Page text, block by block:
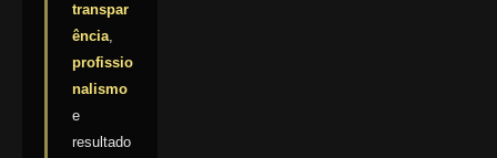
transpar
ência
profissio
nalismo
e
resultado